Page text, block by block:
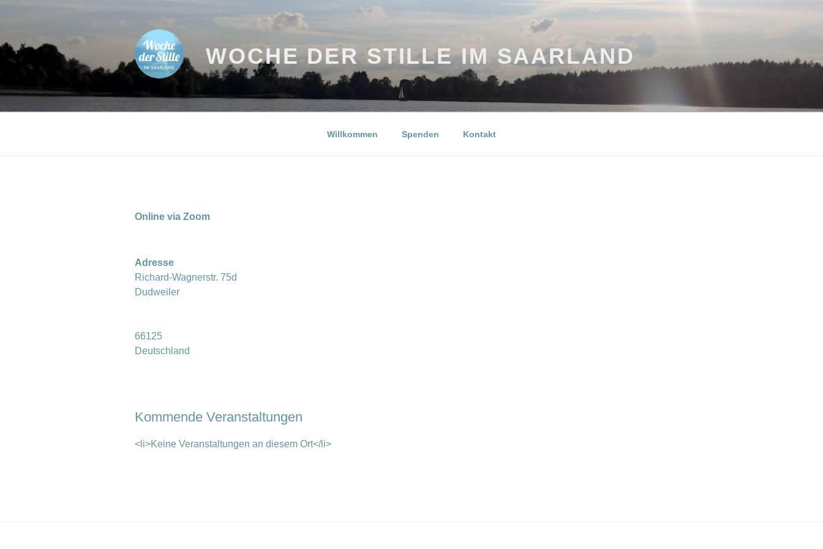
WOCHE DER STILLE IM SAARLAND
Willkommen Spenden Kontakt
Online via Zoom
Adresse
Richard-Wagnerstr. 75d
Dudweiler
66125
Deutschland
Kommende Veranstaltungen
<li>Keine Veranstaltungen an diesem Ort</li>